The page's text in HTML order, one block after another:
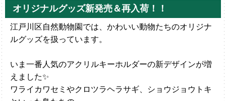
オリジナルグッズ新発売＆再入荷！！
江戸川区自然動物園では、かわいい動物たちのオリジナ
ルグッズを扱っています。
いま一番人気のアクリルキーホルダーの新デザインが増
えました✨
ワライカワセミやクロツラヘラサギ、ショウジョウトキ